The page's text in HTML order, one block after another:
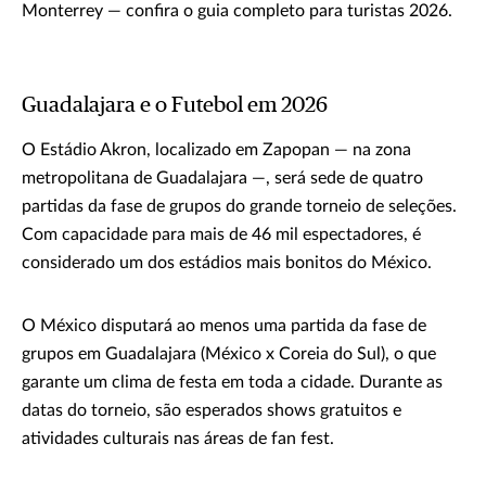
Monterrey — confira o guia completo para turistas 2026.
Guadalajara e o Futebol em 2026
O Estádio Akron, localizado em Zapopan — na zona
metropolitana de Guadalajara —, será sede de quatro
partidas da fase de grupos do grande torneio de seleções.
Com capacidade para mais de 46 mil espectadores, é
considerado um dos estádios mais bonitos do México.
O México disputará ao menos uma partida da fase de
grupos em Guadalajara (México x Coreia do Sul), o que
garante um clima de festa em toda a cidade. Durante as
datas do torneio, são esperados shows gratuitos e
atividades culturais nas áreas de fan fest.